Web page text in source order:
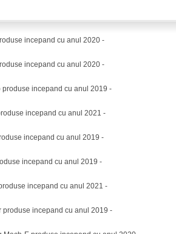
incepand cu anul 2020 -
incepand cu anul 2020 -
incepand cu anul 2019 -
incepand cu anul 2021 -
incepand cu anul 2019 -
incepand cu anul 2019 -
incepand cu anul 2021 -
produse incepand cu anul 2019 -